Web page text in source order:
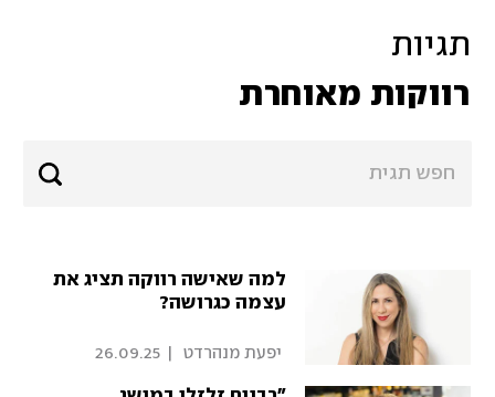
תגיות
רווקות מאוחרת
למה שאישה רווקה תציג את
עצמה כגרושה?
יפעת מנהרדט 26.09.25